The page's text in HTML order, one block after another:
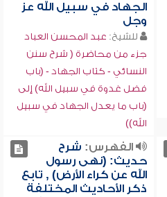
الجهاد في سبيل الله عز
وجل
للشيخ: عبد المحسن العباد
جزء من محاضرة ( شرح سنن
النسائي - كتاب الجهاد - (باب
فضل غدوة في سبيل الله) إلى
(باب ما يعدل الجهاد في سبيل
الله))
الفهرس: شرح
حديث: (نهى رسول
الله عن كراء الأرض) , تابع
ذكر الأحاديث المختلفة